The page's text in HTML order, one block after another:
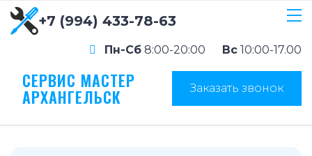
+7 (994) 433-78-63
Пн-Сб 8:00-20:00 Вс 10:00-17.00
СЕРВИС МАСТЕР
АРХАНГЕЛЬСК Заказать звонок